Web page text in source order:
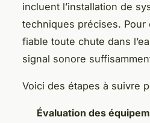
incluent l’installation de
techniques précises.
fiable toute chute dans
signal sonore
Voici des étapes à suivre
Évaluation des